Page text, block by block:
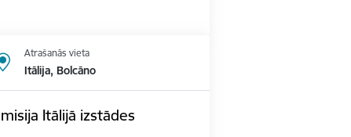
Atrašanās vieta
Itālija, Bolcāno
Itālijā izstādes